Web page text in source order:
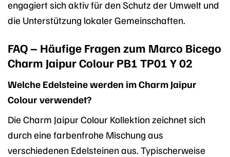
engagiert sich aktiv für den Schutz der Umwelt und
die Unterstützung lokaler Gemeinschaften.
FAQ – Häufige Fragen zum Marco Bicego
Charm Jaipur Colour PB1 TP01 Y 02
Welche Edelsteine werden im Charm Jaipur
Colour verwendet?
Die Charm Jaipur Colour Kollektion zeichnet sich
durch eine farbenfrohe Mischung aus
verschiedenen Edelsteinen aus. Typischerweise